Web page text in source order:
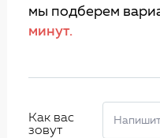
мы подберем
минут.
Как вас
зовут